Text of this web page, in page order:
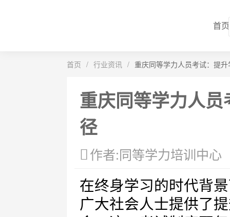
首页
首页 / 行业资讯 / 重庆同等学力人员考试：提
重庆同等学力人
径
作者:同等学力培训中心
在终身学习的时代背
广大社会人士提供了